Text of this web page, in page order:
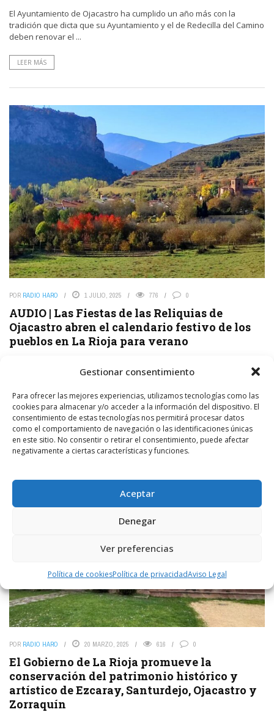
Gestionar consentimiento
Para ofrecer las mejores experiencias, utilizamos tecnologías como las
cookies para almacenar y/o acceder a la información del dispositivo. El
consentimiento de estas tecnologías nos permitirá procesar datos
como el comportamiento de navegación o las identificaciones únicas
en este sitio. No consentir o retirar el consentimiento, puede afectar
negativamente a ciertas características y funciones.
Aceptar
Denegar
Ver preferencias
Política de cookiesPolítica de privacidadAviso Legal
El Ayuntamiento de Ojacastro ha cumplido un año más con la
tradición que dicta que su Ayuntamiento y el de Redecilla del Camino
deben renovar el ...
LEER MÁS
POR RADIO HARO 1 JULIO, 2025 776 0
AUDIO | Las Fiestas de las Reliquias de
Ojacastro abren el calendario festivo de los
pueblos en La Rioja para verano
2025, abriendo así el calendario de festividades en los pueblos de
LEER MÁS
POR RADIO HARO 20 MARZO, 2025 616 0
El Gobierno de La Rioja promueve la
conservación del patrimonio histórico y
artístico de Ezcaray, Santurdejo, Ojacastro y
Zorraquín